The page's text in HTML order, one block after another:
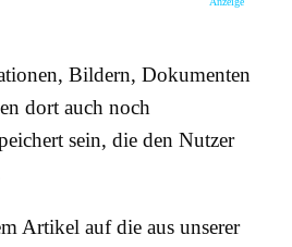
Bildern, Dokumenten
dort auch noch
sein, die den Nutzer
Artikel auf die aus unserer